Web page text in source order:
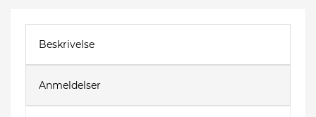
Beskrivelse
Anmeldelser